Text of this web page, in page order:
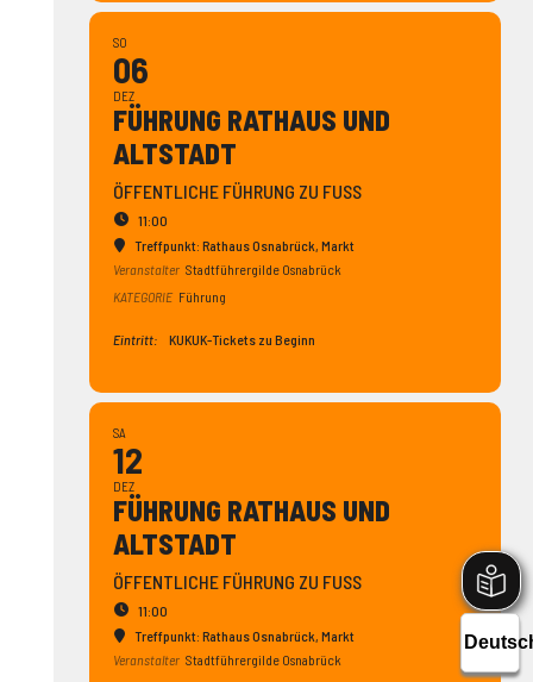
SO
06
DEZ
FÜHRUNG RATHAUS UND
ALTSTADT
ÖFFENTLICHE FÜHRUNG ZU FUSS
11:00
Treffpunkt: Rathaus Osnabrück, Markt
Veranstalter Stadtführergilde Osnabrück
KATEGORIE Führung
Eintritt: KUKUK-Tickets zu Beginn
SA
12
DEZ
FÜHRUNG RATHAUS UND
ALTSTADT
ÖFFENTLICHE FÜHRUNG ZU FUSS
11:00
Treffpunkt: Rathaus Osnabrück, Markt
Veranstalter Stadtführergilde Osnabrück